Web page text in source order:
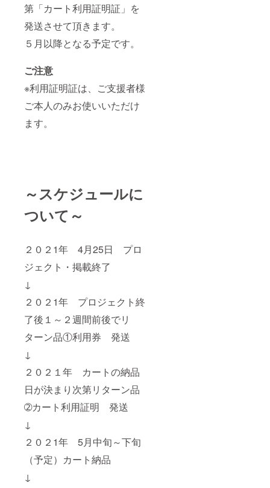
第「カート利用証明証」を
発送させて頂きます。
５月以降となる予定です。
ご注意
※利用証明証は、ご支援者様
ご本人のみお使いいただけ
ます。
～スケジュールに
ついて～
２０２1年 4月25日 プロ
ジェクト・掲載終了
↓
２０２1年 プロジェクト終
了後１～２週間前後でリ
ターン品①利用券 発送
↓
２０２１年 カートの納品
日が決まり次第リターン品
➁カート利用証明 発送
↓
２０２1年 5月中旬～下旬
（予定）カート納品
↓